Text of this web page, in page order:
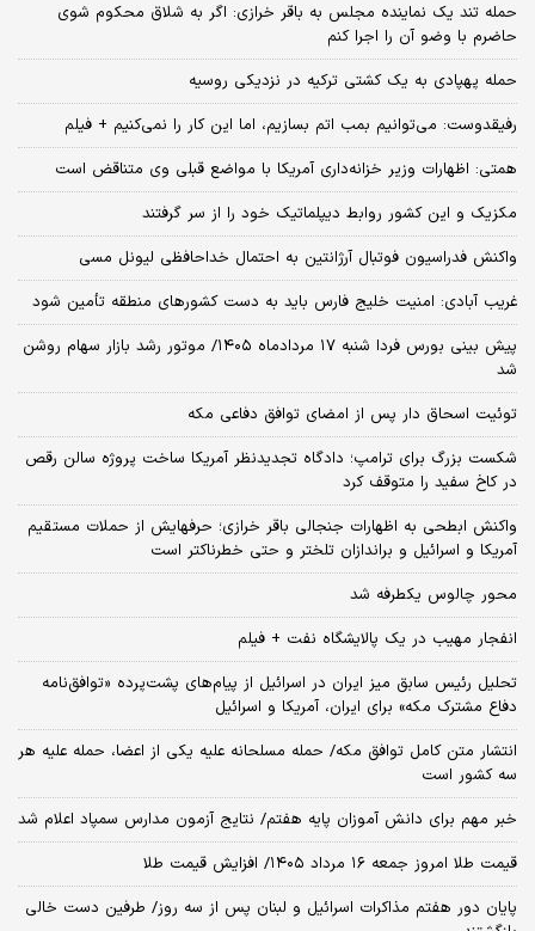
حمله تند یک نماینده مجلس به باقر خرازی: اگر به شلاق محکوم شوی
حاضرم با وضو آن را اجرا کنم
حمله پهپادی به یک کشتی ترکیه در نزدیکی روسیه
رفیقدوست: می‌توانیم بمب اتم بسازیم، اما این کار را نمی‌کنیم + فیلم
همتی: اظهارات وزیر خزانه‌داری آمریکا با مواضع قبلی وی متناقض است
مکزیک و این کشور روابط دیپلماتیک خود را از سر گرفتند
واکنش فدراسیون فوتبال آرژانتین به احتمال خداحافظی لیونل مسی
غریب آبادی: امنیت خلیج فارس باید به دست کشورهای منطقه تأمین شود
پیش بینی بورس فردا شنبه ۱۷ مردادماه ۱۴۰۵/ موتور رشد بازار سهام روشن
شد
توئیت اسحاق دار پس از امضای توافق دفاعی مکه
شکست بزرگ برای ترامپ؛ دادگاه تجدیدنظر آمریکا ساخت پروژه سالن رقص
در کاخ سفید را متوقف کرد
واکنش ابطحی به اظهارات جنجالی باقر خرازی؛ حرفهایش از حملات مستقیم
آمریکا و اسرائیل و براندازان تلختر و حتی خطرناکتر است
محور چالوس یکطرفه شد
انفجار مهیب در یک پالایشگاه نفت + فیلم
تحلیل رئیس سابق میز ایران در اسرائیل از پیام‌های پشت‌پرده «توافق‌نامه
دفاع مشترک مکه» برای ایران، آمریکا و اسرائیل
انتشار متن کامل توافق مکه/ حمله مسلحانه علیه یکی از اعضا، حمله علیه هر
سه کشور است
خبر مهم برای دانش آموزان پایه هفتم/ نتایج آزمون مدارس سمپاد اعلام شد
قیمت طلا امروز جمعه ۱۶ مرداد ۱۴۰۵/ افزایش قیمت طلا
پایان دور هفتم مذاکرات اسرائیل و لبنان پس از سه روز/ طرفین دست خالی